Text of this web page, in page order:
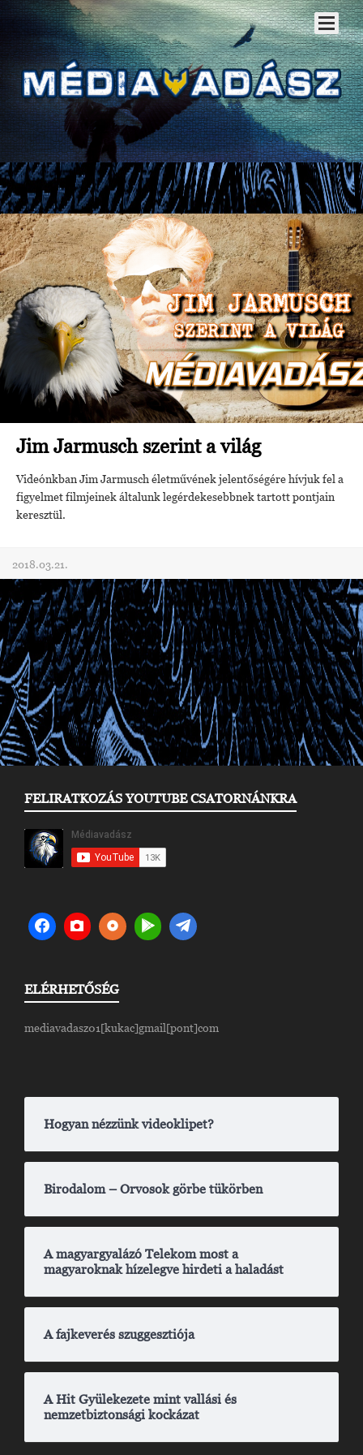
Jim Jarmusch szerint a világ
Videónkban Jim Jarmusch életművének jelentőségére hívjuk fel a
figyelmet filmjeinek általunk legérdekesebbnek tartott pontjain
keresztül.
2018.03.21.
FELIRATKOZÁS YOUTUBE CSATORNÁNKRA
ELÉRHETŐSÉG
mediavadasz01[kukac]gmail[pont]com
Hogyan nézzünk videoklipet?
Birodalom – Orvosok görbe tükörben
A magyargyalázó Telekom most a
magyaroknak hízelegve hirdeti a haladást
A fajkeverés szuggesztiója
A Hit Gyülekezete mint vallási és
nemzetbiztonsági kockázat